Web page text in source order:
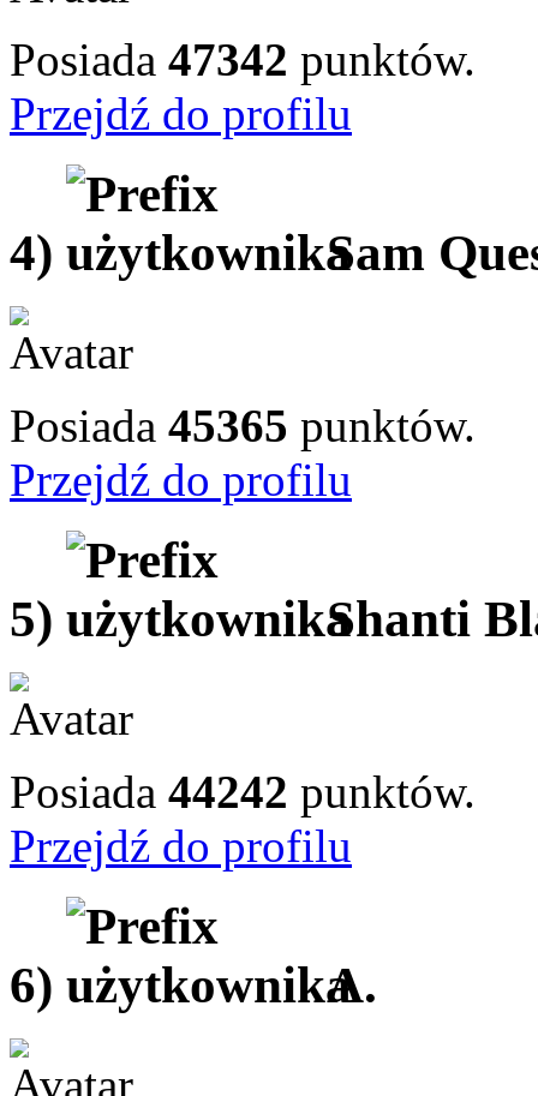
Posiada 47342 punktów.
Przejdź do profilu
4) Sam
Posiada 45365 punktów.
Przejdź do profilu
5) Shanti
Posiada 44242 punktów.
Przejdź do profilu
6) A.